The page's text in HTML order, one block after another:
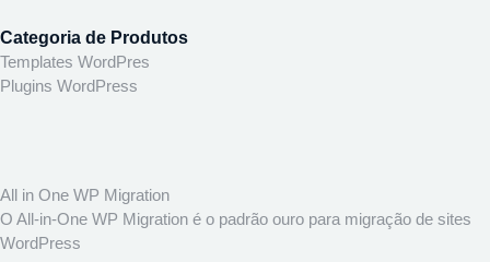
Categoria de Produtos
Templates WordPres
Plugins WordPress
All in One WP Migration
O All-in-One WP Migration é o padrão ouro para migração de sites
WordPress